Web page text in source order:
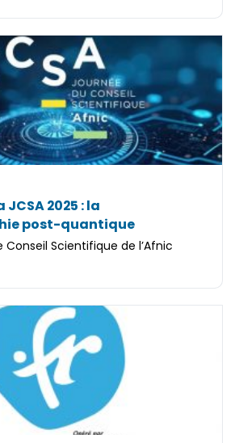
2025 : la
post-quantique
Conseil Scientifique de l’Afnic